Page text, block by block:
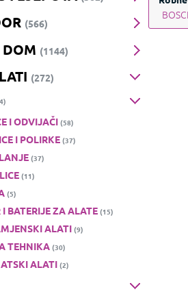
(566)
DOM (1144)
(272)
I ODVIJAČI(58)
I POLIRKE(37)
(37)
(11)
(5)
I BATERIJE ZA ALATE(15)
ALATI(9)
TEHNIKA(30)
ALATI(2)